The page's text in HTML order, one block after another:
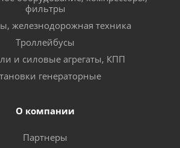
фильтры
железнодорожная техника
Троллейбусы
и силовые агрегаты, КПП
генераторные
О компании
Партнеры